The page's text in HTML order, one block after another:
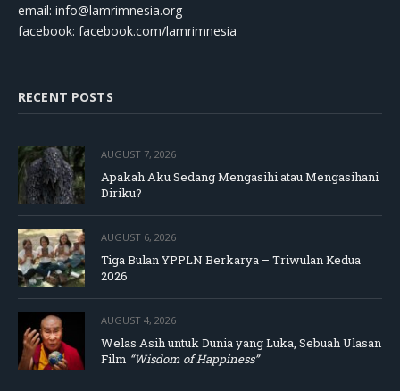
email: info@lamrimnesia.org
facebook: facebook.com/lamrimnesia
RECENT POSTS
AUGUST 7, 2026
Apakah Aku Sedang Mengasihi atau Mengasihani
Diriku?
AUGUST 6, 2026
Tiga Bulan YPPLN Berkarya – Triwulan Kedua
2026
AUGUST 4, 2026
Welas Asih untuk Dunia yang Luka, Sebuah Ulasan
Film “Wisdom of Happiness”